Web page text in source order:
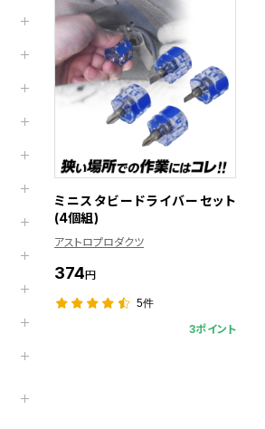
ミニスタビードライバーセット
(4個組)
アストロプロダクツ
374円
5件
3ポイント